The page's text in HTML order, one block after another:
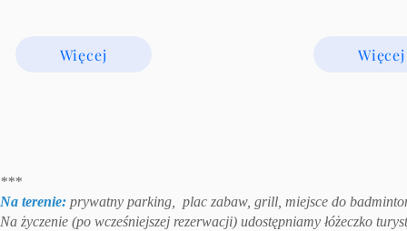
Więcej Więcej
***
Na terenie: prywatny parking, plac zabaw, grill, miejsce do
Na życzenie (po wcześniejszej rezerwacji) udostępniamy łóżeczko